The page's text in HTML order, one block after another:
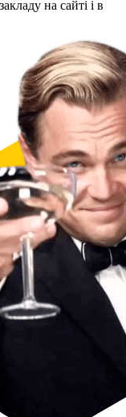
на сайті і в